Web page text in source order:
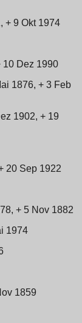
+ 9 Okt 1974
10 Dez 1990
1876, + 3 Feb
1902, + 19
20 Sep 1922
+ 5 Nov 1882
1974
1859